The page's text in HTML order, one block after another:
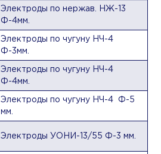
Электроды по нержав. НЖ-13
Ф-4мм.
Электроды по чугуну НЧ-4
Ф-3мм.
Электроды по чугуну НЧ-4
Ф-4мм.
Электроды по чугуну НЧ-4 Ф-5
мм.
Электроды УОНИ-13/55 Ф-3 мм.